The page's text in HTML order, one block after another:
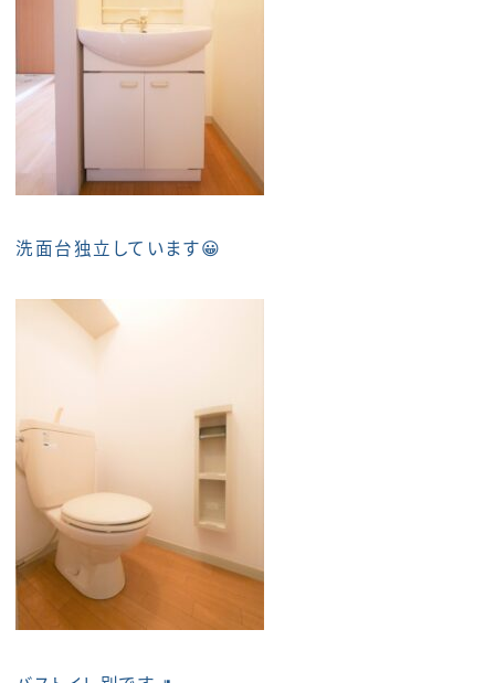
洗面台独立しています😀